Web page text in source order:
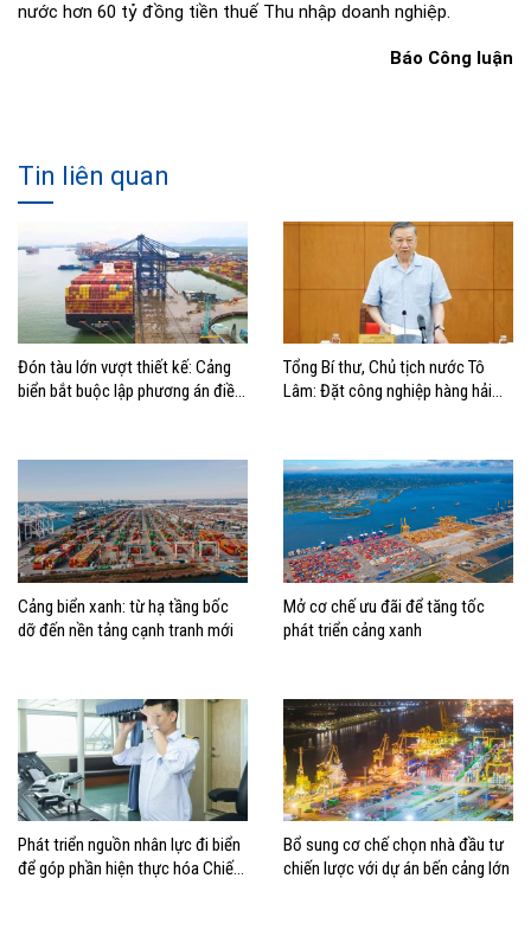
nước hơn 60 tỷ đồng tiền thuế Thu nhập doanh nghiệp.
Báo Công luận
Tin liên quan
Đón tàu lớn vượt thiết kế: Cảng
biển bắt buộc lập phương án điều
Tổng Bí thư, Chủ tịch nước Tô
Lâm: Đặt công nghiệp hàng hải
biển mạnh
Cảng biển xanh: từ hạ tầng bốc
dỡ đến nền tảng cạnh tranh mới
Mở cơ chế ưu đãi để tăng tốc
phát triển cảng xanh
Phát triển nguồn nhân lực đi biển
để góp phần hiện thực hóa Chiến
Bổ sung cơ chế chọn nhà đầu tư
chiến lược với dự án bến cảng lớn